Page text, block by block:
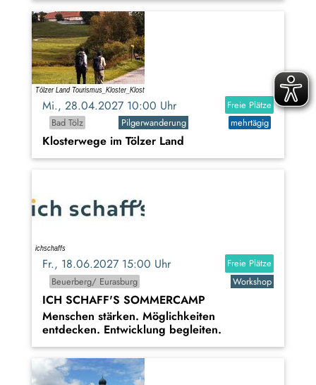
Mi., 28.04.2027 10:00 Uhr
Freie Plätze
Bad Tölz
Pilgerwanderung mehrtägig
Klosterwege im Tölzer Land
Fr., 18.06.2027 15:00 Uhr
Freie Plätze
Beuerberg/ Eurasburg
Workshop
ICH SCHAFF'S SOMMERCAMP
Menschen stärken. Möglichkeiten
entdecken. Entwicklung begleiten.